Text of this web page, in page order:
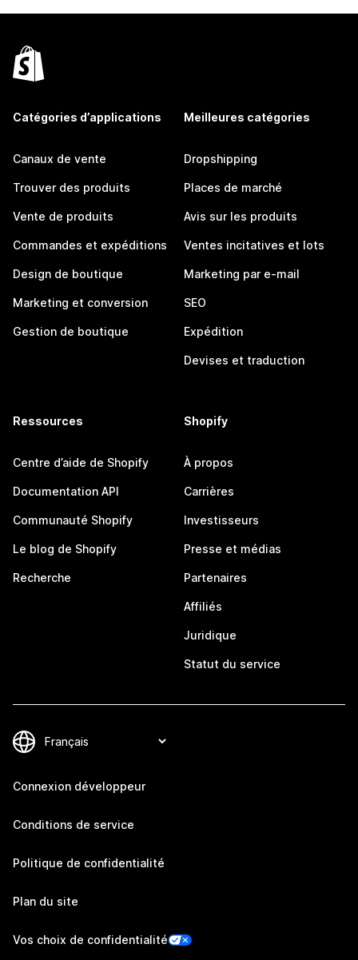
Catégories d’applications
Canaux de vente
Trouver des produits
Vente de produits
Commandes et expéditions
Design de boutique
Marketing et conversion
Gestion de boutique
Meilleures catégories
Dropshipping
Places de marché
Avis sur les produits
Ventes incitatives et lots
Marketing par e-mail
SEO
Expédition
Devises et traduction
Ressources
Centre d’aide de Shopify
Documentation API
Communauté Shopify
Le blog de Shopify
Recherche
Shopify
À propos
Carrières
Investisseurs
Presse et médias
Partenaires
Affiliés
Juridique
Statut du service
Connexion développeur
Conditions de service
Politique de confidentialité
Plan du site
Vos choix de confidentialité